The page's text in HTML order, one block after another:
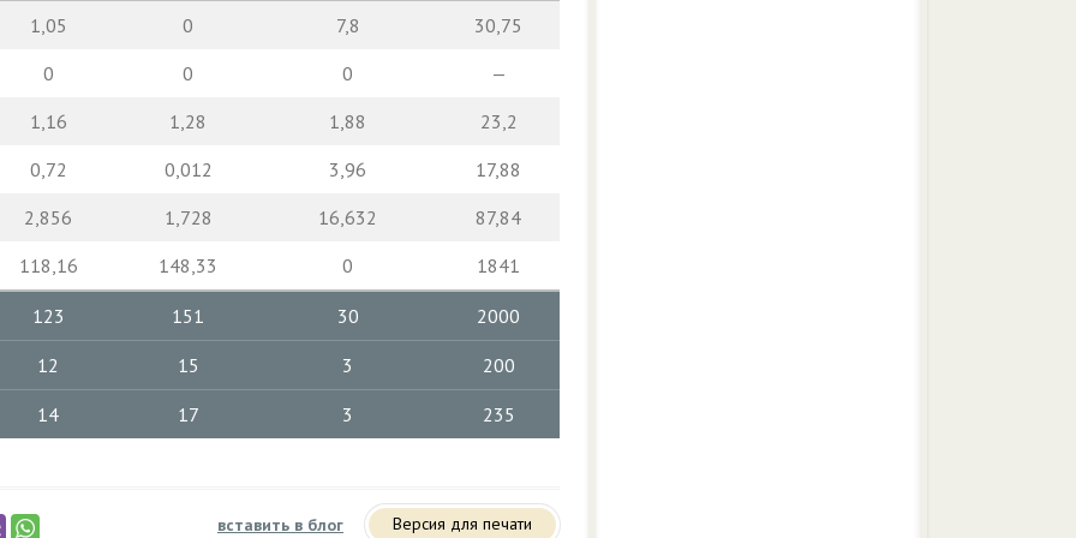
1,05 0 7,8
30,75
0
0 0
—
1,16
1,28 1,88
23,2
0,72
0,012 3,96
17,88
2,856
1,728 16,632
87,84
118,16
148,33 0 1841
123 151 30 2000
12 15 3 200
14 17 3 235
вставить в блог Версия для печати